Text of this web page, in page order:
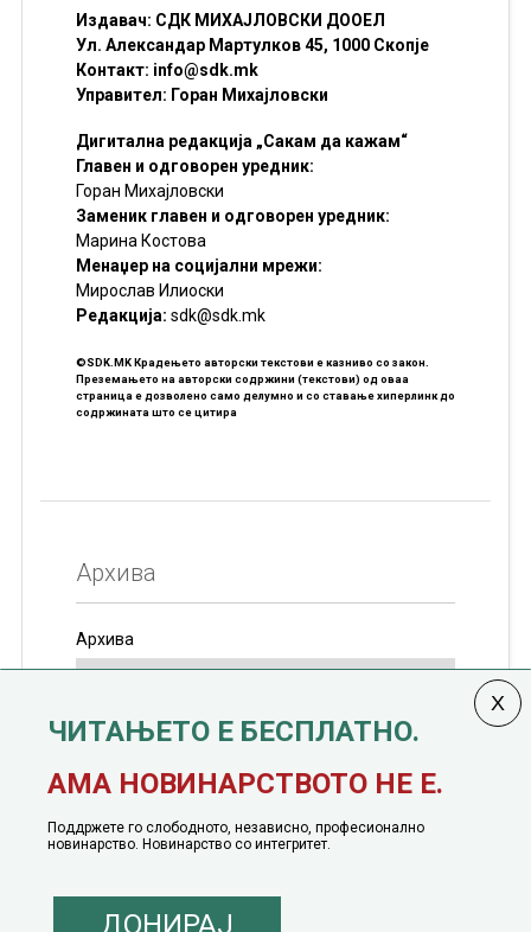
Издавач: СДК МИХАЈЛОВСКИ ДООЕЛ
Ул. Александар Мартулков 45, 1000 Скопје
Контакт: info@sdk.mk
Управител: Горан Михајловски
Дигитална редакција „Сакам да кажам“
Главен и одговорен уредник:
Горан Михајловски
Заменик главен и одговорен уредник:
Марина Костова
Менаџер на социјални мрежи:
Мирослав Илиоски
Редакцијa: sdk@sdk.mk
©SDK.MK Крадењето авторски текстови е казниво со закон.
Преземањето на авторски содржини (текстови) од оваа
страница е дозволено само делумно и со ставање хиперлинк до
содржината што се цитира
Архива
Архива
јануари, 1991 година
ЧИТАЊЕТО Е БЕСПЛАТНО.
АМА НОВИНАРСТВОТО НЕ Е.
Поддржете го слободното, независно, професионално
новинарство. Новинарство со интегритет.
ДОНИРАЈ